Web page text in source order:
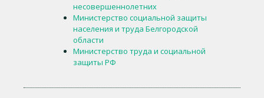
несовершеннолетних
Министерство социальной защиты
населения и труда Белгородской
области
Министерство труда и социальной
защиты РФ